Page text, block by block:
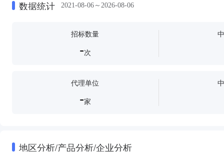
数据统计 2021-08-06～2026-08-06
招标数量
-次
代理单位
-家
地区分析/产品分析/企业分析